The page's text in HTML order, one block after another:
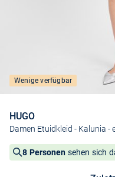
Wenige verfügbar
HUGO
Damen Etuidkleid - Kalunia -
8 Personen sehen sich